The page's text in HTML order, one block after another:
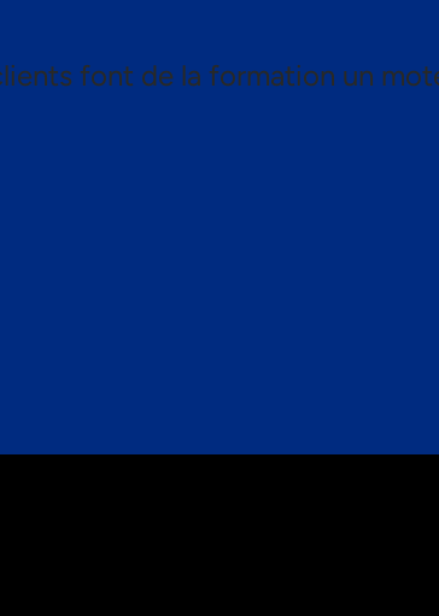
font de la formation un